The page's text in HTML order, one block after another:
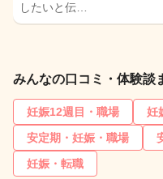
したいと伝…
みんなの口コミ・体験談
妊娠12週目・職場
妊
安定期・妊娠・職場
妊娠・転職